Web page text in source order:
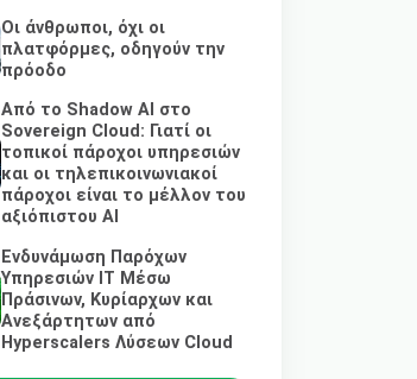
Οι άνθρωποι, όχι οι
πλατφόρμες, οδηγούν την
πρόοδο
Από το Shadow AI στο
Sovereign Cloud: Γιατί οι
τοπικοί πάροχοι υπηρεσιών
και οι τηλεπικοινωνιακοί
πάροχοι είναι το μέλλον του
αξιόπιστου AI
Ενδυνάμωση Παρόχων
Υπηρεσιών IT Μέσω
Πράσινων, Κυρίαρχων και
Ανεξάρτητων από
Hyperscalers Λύσεων Cloud